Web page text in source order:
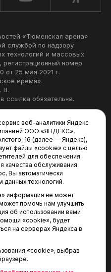
«Тюменская арена»
службой по надзору
технологий и массовых
номер
25 мая 2021 г.
время».
В.
ссылка обязательна.
28А
веб-аналитики Яндекс
ООО «ЯНДЕКС»,
16 (далее — Яндекс),
файлы «cookie» с целью
для обеспечения
качества обслуживания.
Вы автоматически
данных технологий.
информация не может
помочь нам улучшить
об использовании вами
«cookie», будет
на серверах Яндекса в
«cookie», выбрав